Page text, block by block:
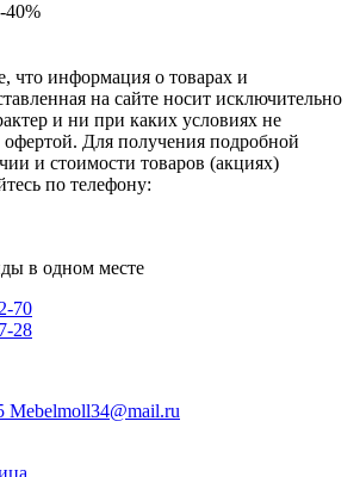
-40%
что информация о товарах и
на сайте носит исключительно
и ни при каких условиях не
офертой. Для получения подробной
и стоимости товаров (акциях)
по телефону:
в одном месте
70
28
Mebelmoll34@mail.ru